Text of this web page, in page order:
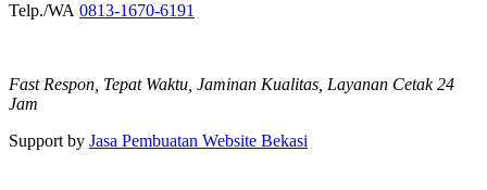
Telp./WA 0813-1670-6191
Fast Respon, Tepat Waktu, Jaminan Kualitas, Layanan Cetak 24
Jam
Support by Jasa Pembuatan Website Bekasi